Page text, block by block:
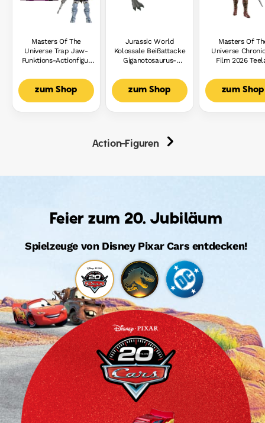
Masters Of The
Universe Trap Jaw-
Funktions-Actionfigur
Kanone, Ca. 14 Cm,
Dreh- Und
zum Shop
Jurassic World
Kolossale Beißattacke
Giganotosaurus-
Beißangriff in Mehrere
Richtungen
zum Shop
Masters Of
Universe
Film 2026
Maßstab 1:12,
Mendes
zum Shop
Action-Figuren
Feier zum 20. Jubiläum
Spielzeuge von Disney Pixar Cars entdecken!